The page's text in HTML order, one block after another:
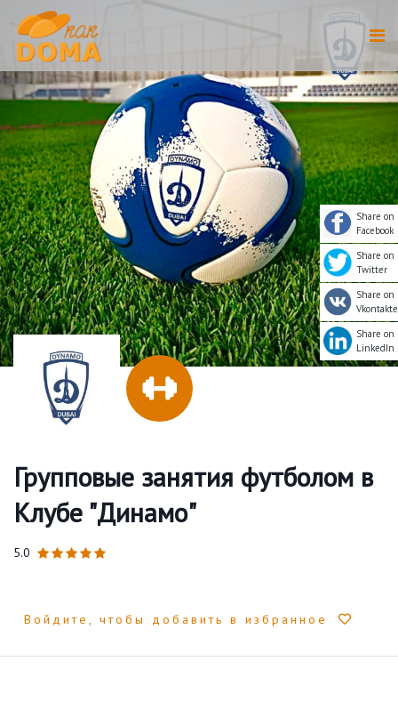
Групповые занятия футболом в
Клубе "Динамо"
5.0
Войдите, чтобы добавить в избранное
Share on
Facebook
Share on
Twitter
Share on
Vkontakte
Share on
LinkedIn